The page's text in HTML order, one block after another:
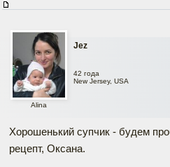
Jez
Alina
42 года
New Jersey, USA
Хорошенький супчик - будем
рецепт, Оксана.